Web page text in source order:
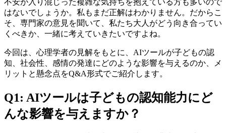
はないでしょうか。私もまだ正解はわかりません。だからこ
そ、専門家の意見を聞いて、私たち大人がどう向き合ってい
くべきか、一緒に考えていきたいですよね。
今回は、心理学者の見解をもとに、AIツールが子どもの認
知、社会性、感情の発達にどのような影響を与えるのか、メ
リットと懸念点をQ&A形式でご紹介します。
Q1: AIツールは子どもの認知能力にど
んな影響を与えますか？